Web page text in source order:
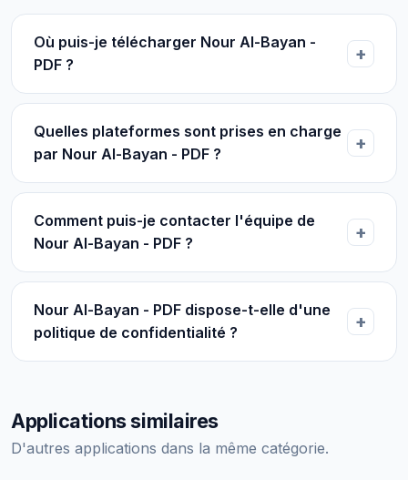
Où puis-je télécharger Nour Al-Bayan -
PDF ?
Quelles plateformes sont prises en charge
par Nour Al-Bayan - PDF ?
Comment puis-je contacter l'équipe de
Nour Al-Bayan - PDF ?
Nour Al-Bayan - PDF dispose-t-elle d'une
politique de confidentialité ?
Applications similaires
D'autres applications dans la même catégorie.